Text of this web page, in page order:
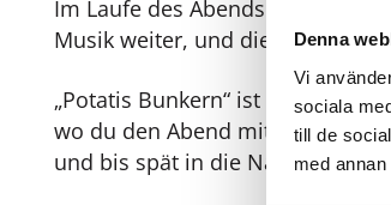
Denna
Vi
sociala
till de
med
Im Laufe des Abends geht die
Musik weiter, und die Kneipe hat
„Potatis Bunkern“ ist unser
wo du den Abend mit einem
und bis spät in die Nacht